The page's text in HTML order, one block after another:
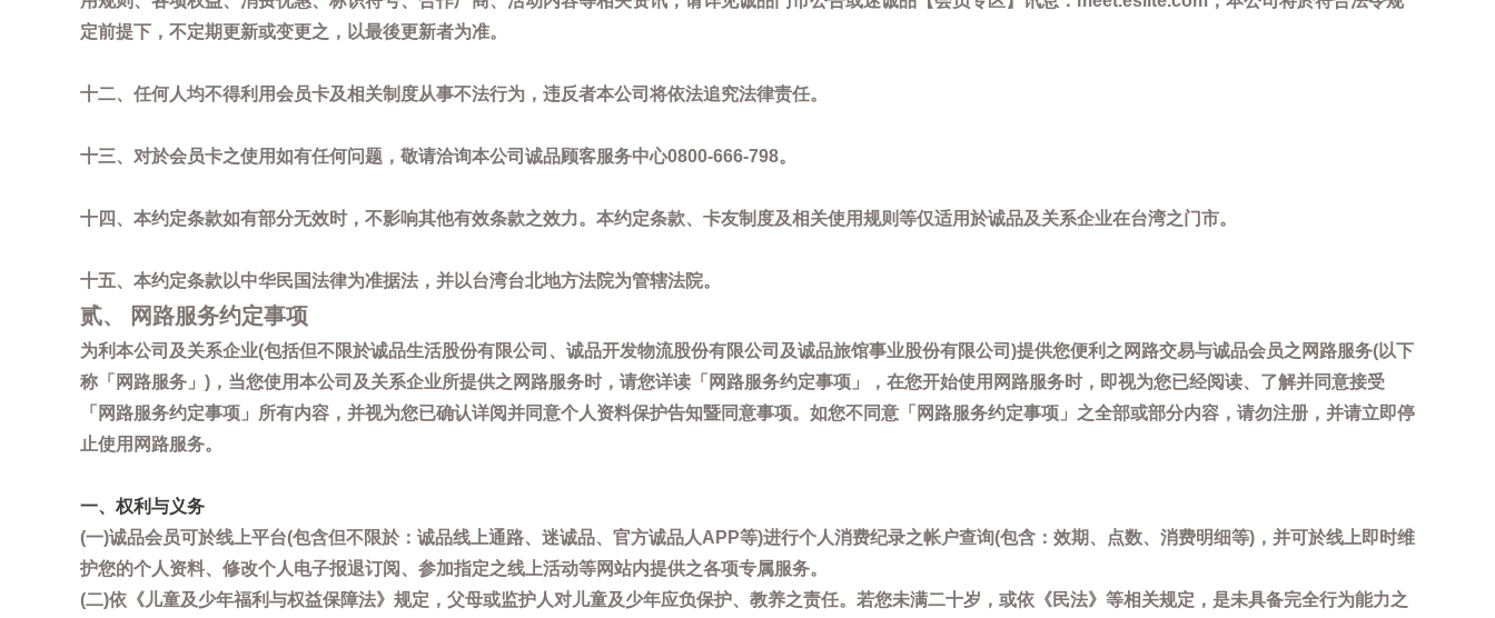
定前提下，不定期更新或变更之，以最後更新者为准。
十二、任何人均不得利用会员卡及相关制度从事不法行为，违反者本公司将依法追究法律责任。
十三、对於会员卡之使用如有任何问题，敬请洽询本公司诚品顾客服务中心0800-666-798。
十四、本约定条款如有部分无效时，不影响其他有效条款之效力。本约定条款、卡友制度及相关使用规则等仅适用於诚品及关系企业在台湾之门市。
十五、本约定条款以中华民国法律为准据法，并以台湾台北地方法院为管辖法院。
贰、 网路服务约定事项
为利本公司及关系企业(包括但不限於诚品生活股份有限公司、诚品开发物流股份有限公司及诚品旅馆事业股份有限公司)提供您便利之网路交易与诚品会员之网路服务(以下
称「网路服务」)，当您使用本公司及关系企业所提供之网路服务时，请您详读「网路服务约定事项」，在您开始使用网路服务时，即视为您已经阅读、了解并同意接受
「网路服务约定事项」所有内容，并视为您已确认详阅并同意个人资料保护告知暨同意事项。如您不同意「网路服务约定事项」之全部或部分内容，请勿注册，并请立即停
止使用网路服务。
一、权利与义务
(一)诚品会员可於线上平台(包含但不限於：诚品线上通路、迷诚品、官方诚品人APP等)进行个人消费纪录之帐户查询(包含：效期、点数、消费明细等)，并可於线上即时维
护您的个人资料、修改个人电子报退订阅、参加指定之线上活动等网站内提供之各项专属服务。
(二)依《儿童及少年福利与权益保障法》规定，父母或监护人对儿童及少年应负保护、教养之责任。若您未满二十岁，或依《民法》等相关规定，是未具备完全行为能力之